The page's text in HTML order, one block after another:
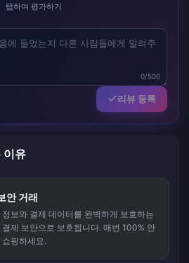
탭하여 평가하기
0/500
리뷰 등록
이유
안 거래
정보와 결제 데이터를 완벽하게 보호하는
제 보안으로 보호됩니다. 매번 100% 안
핑하세요.